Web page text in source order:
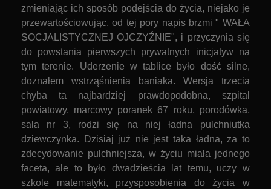
zmieniając ich sposób podejścia do życia, niejako je
przewartościowując, od tej pory napis brzmi " WAŁA
SOCJALISTYCZNEJ OJCZYŹNIE", i przyczynia się
do powstania pierwszych prywatnych inicjatyw na
tym terenie. Uderzenie w tablice było dość silne,
doznałem wstrząśnienia baniaka. Wersja trzecia
chyba ta najbardziej prawdopodobna, szpital
powiatowy, marcowy poranek 67 roku, porodówka,
sala nr 3, rodzi się na niej ładna pulchniutka
dziewczynka. Dzisiaj już nie jest taka ładna, za to
zdecydowanie pulchniejsza, w życiu miała jednego
faceta, ale to było dwadzieścia lat temu, uczy w
szkole matematyki, przysposobienia do życia w